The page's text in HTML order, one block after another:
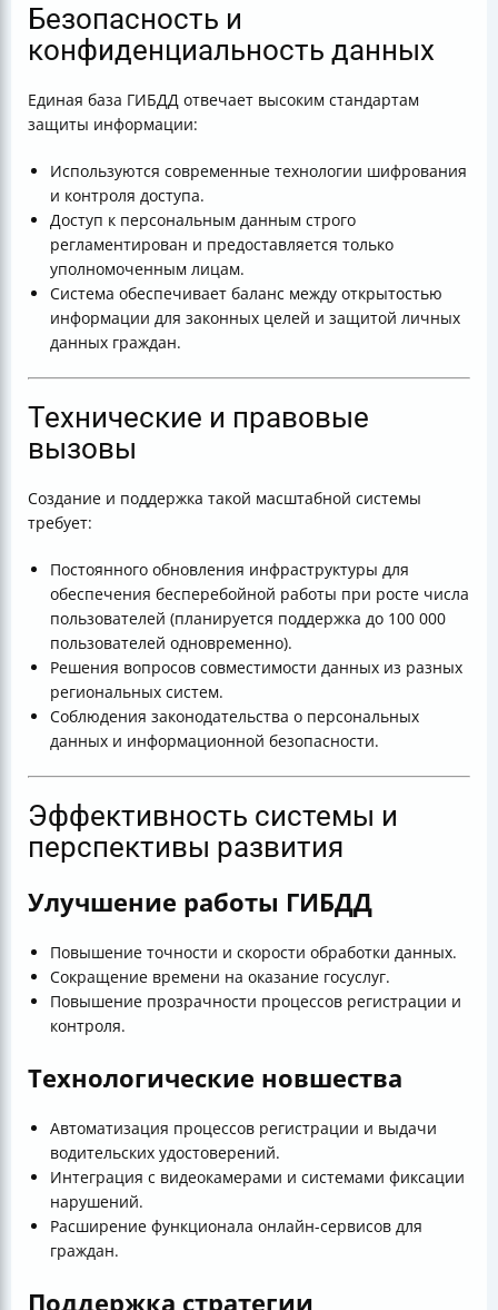
Безопасность и
конфиденциальность данных
Единая база ГИБДД отвечает высоким стандартам
защиты информации:
Используются современные технологии шифрования
и контроля доступа.
Доступ к персональным данным строго
регламентирован и предоставляется только
уполномоченным лицам.
Система обеспечивает баланс между открытостью
информации для законных целей и защитой личных
данных граждан.
Технические и правовые
вызовы
Создание и поддержка такой масштабной системы
требует:
Постоянного обновления инфраструктуры для
обеспечения бесперебойной работы при росте числа
пользователей (планируется поддержка до 100 000
пользователей одновременно).
Решения вопросов совместимости данных из разных
региональных систем.
Соблюдения законодательства о персональных
данных и информационной безопасности.
Эффективность системы и
перспективы развития
Улучшение работы ГИБДД
Повышение точности и скорости обработки данных.
Сокращение времени на оказание госуслуг.
Повышение прозрачности процессов регистрации и
контроля.
Технологические новшества
Автоматизация процессов регистрации и выдачи
водительских удостоверений.
Интеграция с видеокамерами и системами фиксации
нарушений.
Расширение функционала онлайн-сервисов для
граждан.
Поддержка стратегии